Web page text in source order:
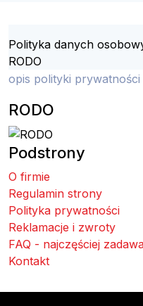
Polityka danych
RODO
opis polityki prywatności
RODO
Podstrony
O firmie
Regulamin strony
Polityka prywatności
Reklamacje i zwroty
FAQ - najczęściej
Kontakt